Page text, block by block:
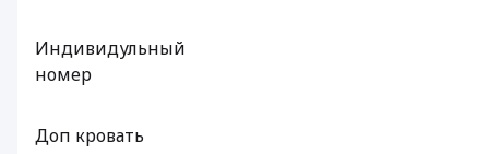
Индивидульный
номер
Доп кровать